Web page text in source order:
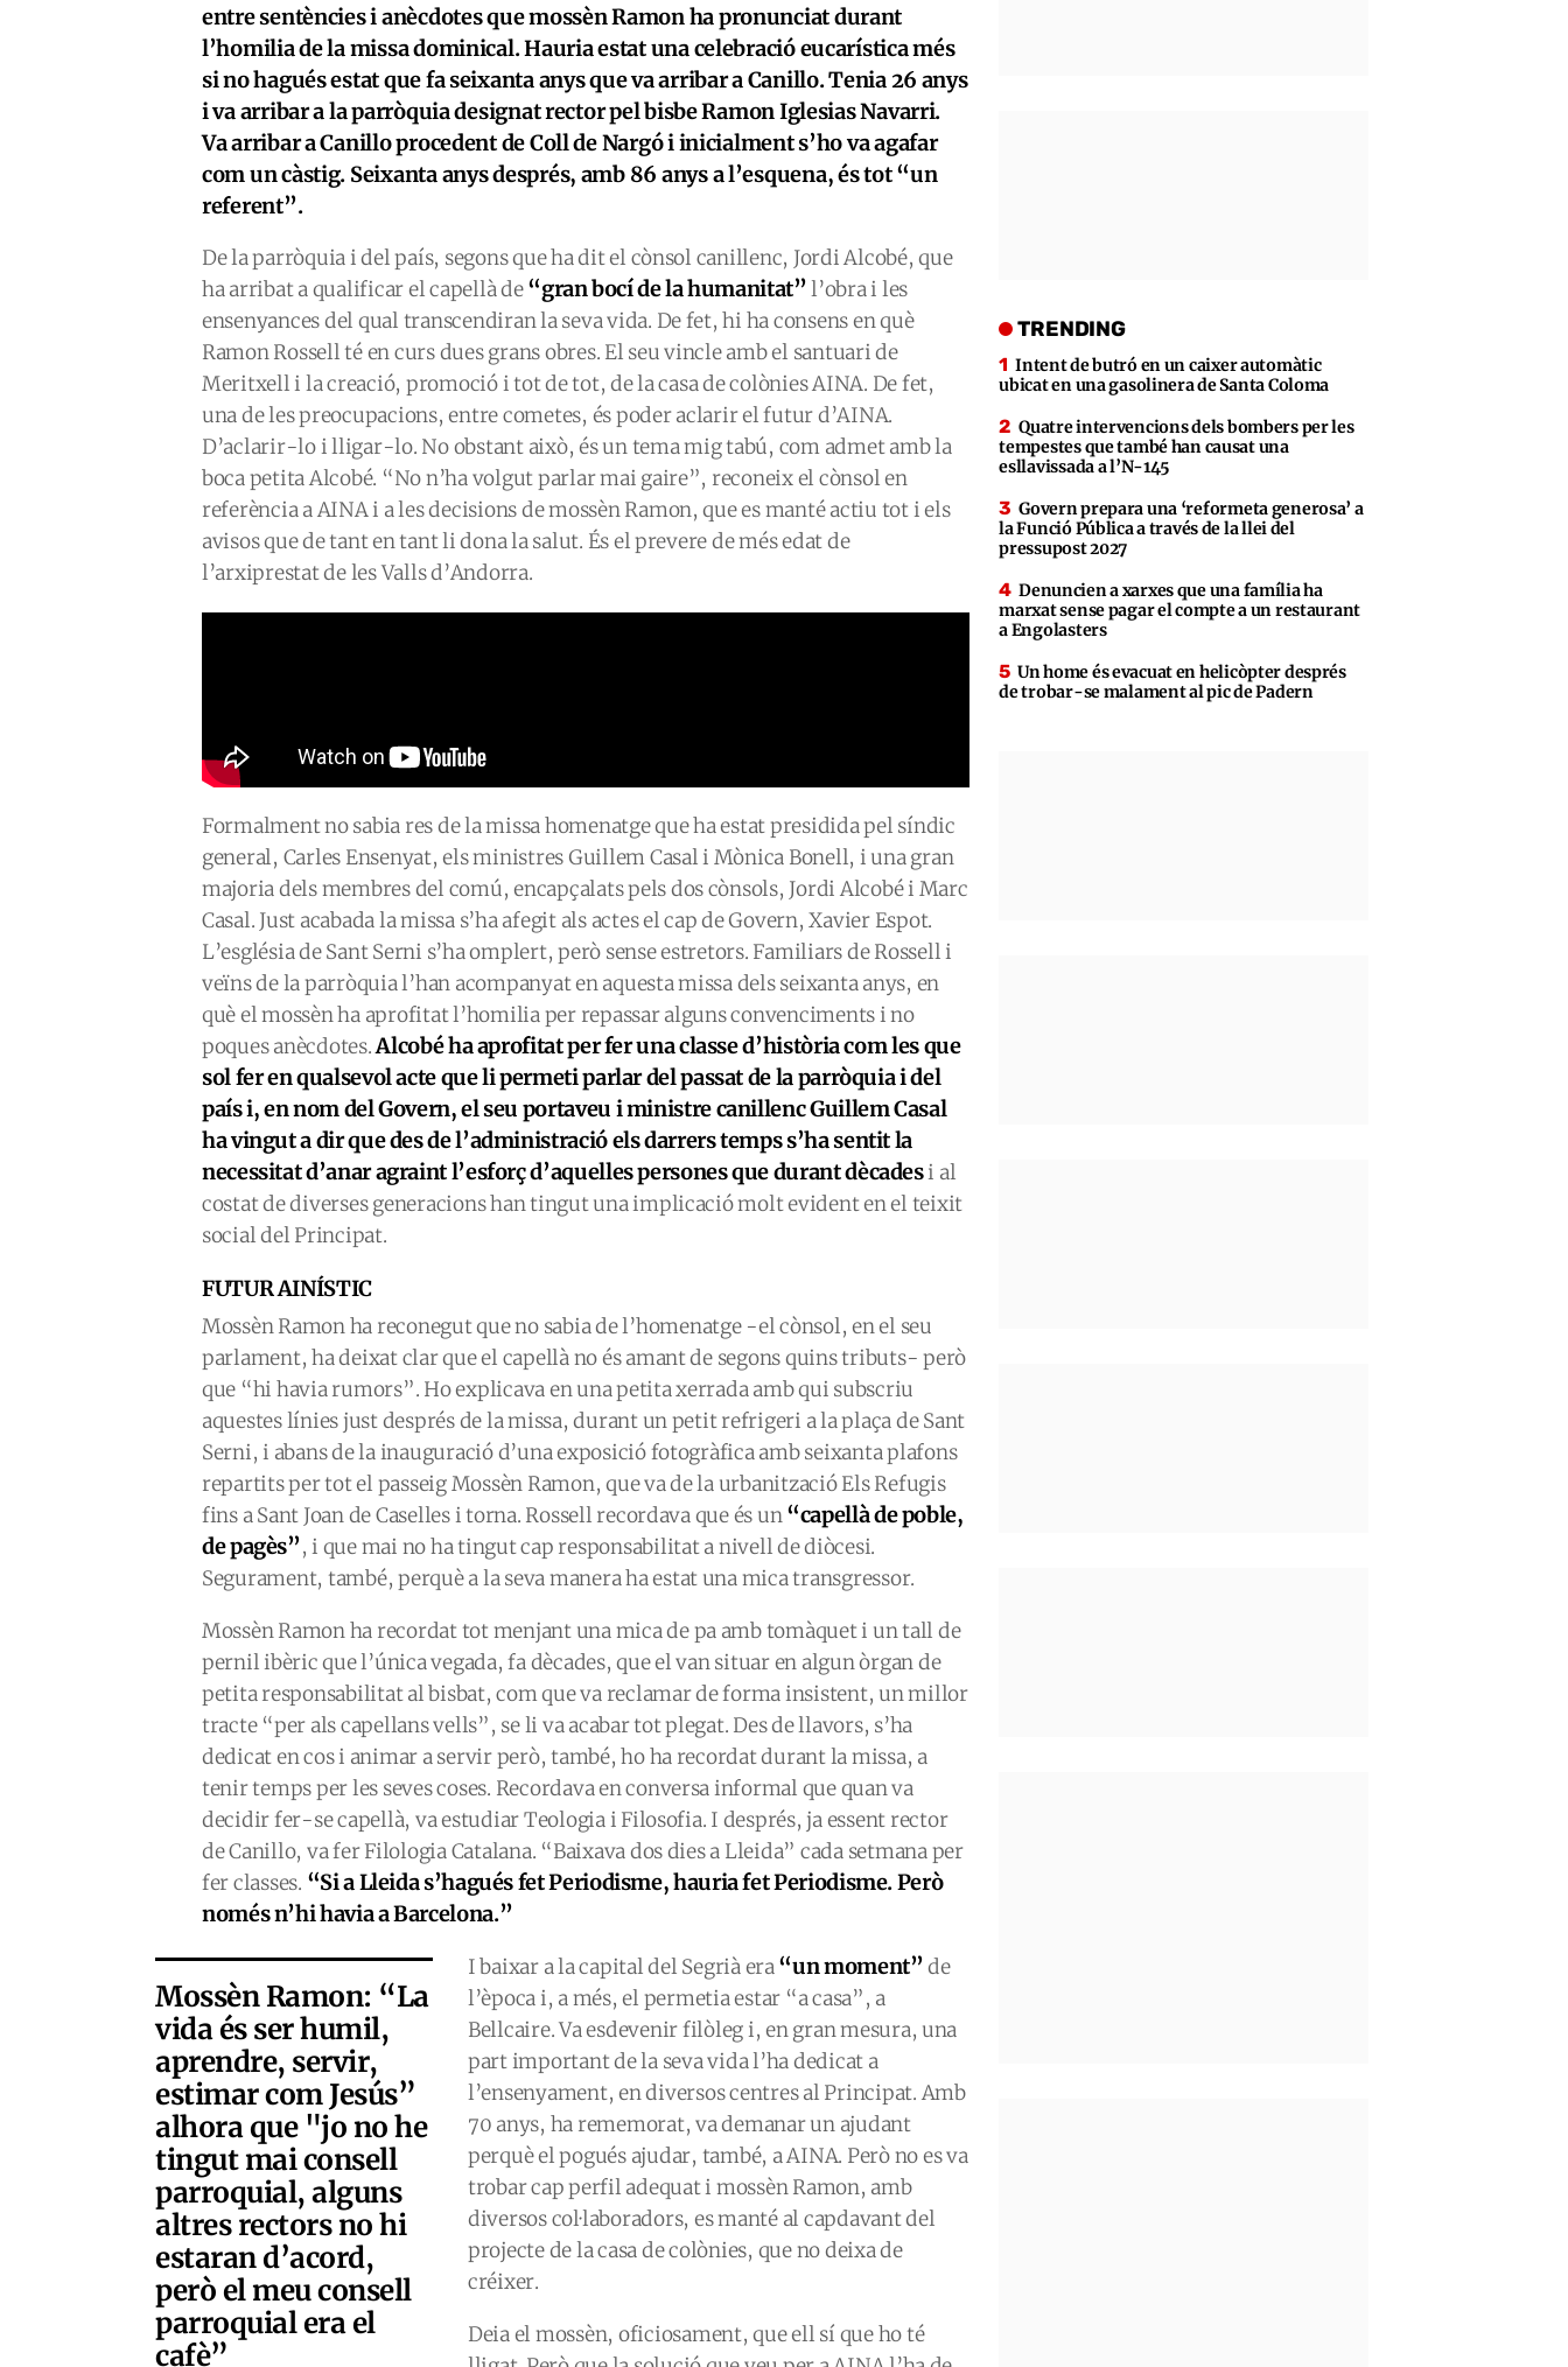
entre sentències i anècdotes que mossèn Ramon ha pronunciat durant
l’homilia de la missa dominical. Hauria estat una celebració eucarística més
si no hagués estat que fa seixanta anys que va arribar a Canillo. Tenia 26 anys
i va arribar a la parròquia designat rector pel bisbe Ramon Iglesias Navarri.
Va arribar a Canillo procedent de Coll de Nargó i inicialment s’ho va agafar
com un càstig. Seixanta anys després, amb 86 anys a l’esquena, és tot “un
referent”.
De la parròquia i del país, segons que ha dit el cònsol canillenc, Jordi Alcobé, que
ha arribat a qualificar el capellà de“gran bocí de la humanitat”l’obra i les
ensenyances del qual transcendiran la seva vida. De fet, hi ha consens en què
Ramon Rossell té en curs dues grans obres. El seu vincle amb el santuari de
Meritxell i la creació, promoció i tot de tot, de la casa de colònies AINA. De fet,
una de les preocupacions, entre cometes, és poder aclarir el futur d’AINA.
D’aclarir-lo i lligar-lo. No obstant això, és un tema mig tabú, com admet amb la
boca petita Alcobé. “No n’ha volgut parlar mai gaire”, reconeix el cònsol en
referència a AINA i a les decisions de mossèn Ramon, que es manté actiu tot i els
avisos que de tant en tant li dona la salut. És el prevere de més edat de
l’arxiprestat de les Valls d’Andorra.
Formalment no sabia res de la missa homenatge que ha estat presidida pel síndic
general, Carles Ensenyat, els ministres Guillem Casal i Mònica Bonell, i una gran
majoria dels membres del comú, encapçalats pels dos cònsols, Jordi Alcobé i Marc
Casal. Just acabada la missa s’ha afegit als actes el cap de Govern, Xavier Espot.
L’església de Sant Serni s’ha omplert, però sense estretors. Familiars de Rossell i
veïns de la parròquia l’han acompanyat en aquesta missa dels seixanta anys, en
què el mossèn ha aprofitat l’homilia per repassar alguns convenciments i no
poques anècdotes.Alcobé ha aprofitat per fer una classe d’història com les que
sol fer en qualsevol acte que li permeti parlar del passat de la parròquia i del
país i, en nom del Govern, el seu portaveu i ministre canillenc Guillem Casal
ha vingut a dir que des de l’administració els darrers temps s’ha sentit la
necessitat d’anar agraint l’esforç d’aquelles persones que durant dècadesi al
costat de diverses generacions han tingut una implicació molt evident en el teixit
social del Principat.
FUTUR AINÍSTIC
Mossèn Ramon ha reconegut que no sabia de l’homenatge -el cònsol, en el seu
parlament, ha deixat clar que el capellà no és amant de segons quins tributs- però
que “hi havia rumors”. Ho explicava en una petita xerrada amb qui subscriu
aquestes línies just després de la missa, durant un petit refrigeri a la plaça de Sant
Serni, i abans de la inauguració d’una exposició fotogràfica amb seixanta plafons
repartits per tot el passeig Mossèn Ramon, que va de la urbanització Els Refugis
fins a Sant Joan de Caselles i torna. Rossell recordava que és un“capellà de poble,
de pagès”, i que mai no ha tingut cap responsabilitat a nivell de diòcesi.
Segurament, també, perquè a la seva manera ha estat una mica transgressor.
Mossèn Ramon ha recordat tot menjant una mica de pa amb tomàquet i un tall de
pernil ibèric que l’única vegada, fa dècades, que el van situar en algun òrgan de
petita responsabilitat al bisbat, com que va reclamar de forma insistent, un millor
tracte “per als capellans vells”, se li va acabar tot plegat. Des de llavors, s’ha
dedicat en cos i animar a servir però, també, ho ha recordat durant la missa, a
tenir temps per les seves coses. Recordava en conversa informal que quan va
decidir fer-se capellà, va estudiar Teologia i Filosofia. I després, ja essent rector
de Canillo, va fer Filologia Catalana. “Baixava dos dies a Lleida” cada setmana per
fer classes. “Si a Lleida s’hagués fet Periodisme, hauria fet Periodisme. Però
només n’hi havia a Barcelona.”
Mossèn Ramon: “La
vida és ser humil,
aprendre, servir,
estimar com Jesús”
alhora que "jo no he
tingut mai consell
parroquial, alguns
altres rectors no hi
estaran d’acord,
però el meu consell
parroquial era el
cafè”
I baixar a la capital del Segrià era“un moment”de
l’època i, a més, el permetia estar “a casa”, a
Bellcaire. Va esdevenir filòleg i, en gran mesura, una
part important de la seva vida l’ha dedicat a
l’ensenyament, en diversos centres al Principat. Amb
70 anys, ha rememorat, va demanar un ajudant
perquè el pogués ajudar, també, a AINA. Però no es va
trobar cap perfil adequat i mossèn Ramon, amb
diversos col·laboradors, es manté al capdavant del
projecte de la casa de colònies, que no deixa de
créixer.
Deia el mossèn, oficiosament, que ell sí que ho té
TRENDING
Intent de butró en un caixer automàtic
ubicat en una gasolinera de Santa Coloma
Quatre intervencions dels bombers per les
tempestes que també han causat una
esllavissada a l’N-145
Govern prepara una ‘reformeta generosa’ a
la Funció Pública a través de la llei del
pressupost 2027
Denuncien a xarxes que una família ha
marxat sense pagar el compte a un restaurant
a Engolasters
Un home és evacuat en helicòpter després
de trobar-se malament al pic de Padern